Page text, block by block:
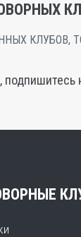
КЛУБОВ,
подпишитесь